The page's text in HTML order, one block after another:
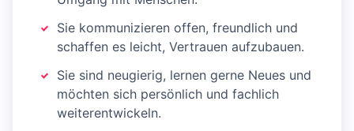
Sie kommunizieren offen, freundlich und
schaffen es leicht, Vertrauen aufzubauen.
Sie sind neugierig, lernen gerne Neues und
möchten sich persönlich und fachlich
weiterentwickeln.